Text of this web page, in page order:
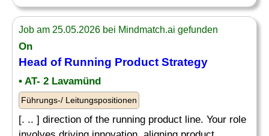
Job am 25.05.2026 bei Mindmatch.ai gefunden
On
Head of Running Product Strategy
• AT- 2 Lavamünd
Führungs-/ Leitungspositionen
[. .. ] direction of the running product line. Your role